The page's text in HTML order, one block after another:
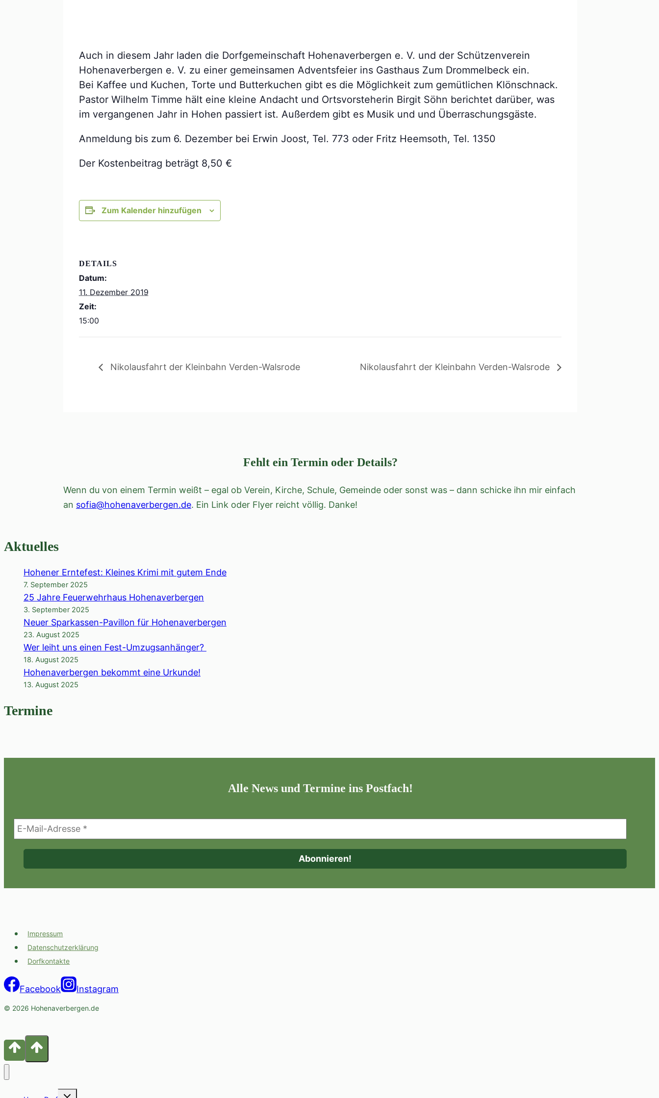
Auch in diesem Jahr laden die Dorfgemeinschaft Hohenaverbergen e. V. und der Schützenverein
Hohenaverbergen e. V. zu einer gemeinsamen Adventsfeier ins Gasthaus Zum Drommelbeck ein.
Bei Kaffee und Kuchen, Torte und Butterkuchen gibt es die Möglichkeit zum gemütlichen Klönschnack.
Pastor Wilhelm Timme hält eine kleine Andacht und Ortsvorsteherin Birgit Söhn berichtet darüber, was
im vergangenen Jahr in Hohen passiert ist. Außerdem gibt es Musik und und Überraschungsgäste.
Anmeldung bis zum 6. Dezember bei Erwin Joost, Tel. 773 oder Fritz Heemsoth, Tel. 1350
Der Kostenbeitrag beträgt 8,50 €
Zum Kalender hinzufügen
DETAILS
Datum:
11. Dezember 2019
Zeit:
15:00
Nikolausfahrt der Kleinbahn Verden-Walsrode Nikolausfahrt der Kleinbahn Verden-Walsrode
Fehlt ein Termin oder Details?
Wenn du von einem Termin weißt – egal ob Verein, Kirche, Schule, Gemeinde oder sonst was – dann schicke ihn mir einfach
an sofia@hohenaverbergen.de. Ein Link oder Flyer reicht völlig. Danke!
Aktuelles
Hohener Erntefest: Kleines Krimi mit gutem Ende
7. September 2025
25 Jahre Feuerwehrhaus Hohenaverbergen
3. September 2025
Neuer Sparkassen-Pavillon für Hohenaverbergen
23. August 2025
Wer leiht uns einen Fest-Umzugsanhänger?
18. August 2025
Hohenaverbergen bekommt eine Urkunde!
13. August 2025
Termine
Alle News und Termine ins Postfach!
Impressum
Datenschutzerklärung
Dorfkontakte
Facebook Instagram
© 2026 Hohenaverbergen.de
Untermenü